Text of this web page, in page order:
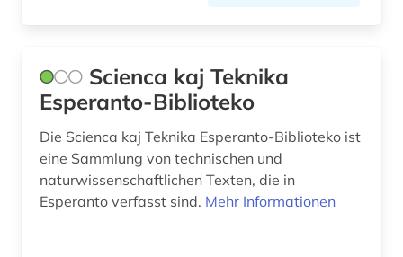
Scienca kaj Teknika
Esperanto-Biblioteko
Die Scienca kaj Teknika Esperanto-Biblioteko ist
eine Sammlung von technischen und
naturwissenschaftlichen Texten, die in
Esperanto verfasst sind. Mehr Informationen